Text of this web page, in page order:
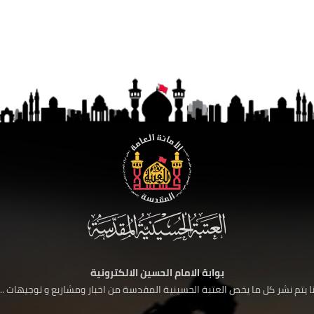
بوابة الامام الحسين الالكترونية
يتم نشر كل ما يخص العتبة الحسينية المقدسة من اخبار ومشاريع و توجيهات